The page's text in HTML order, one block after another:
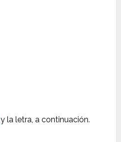
y la letra, a continuación.